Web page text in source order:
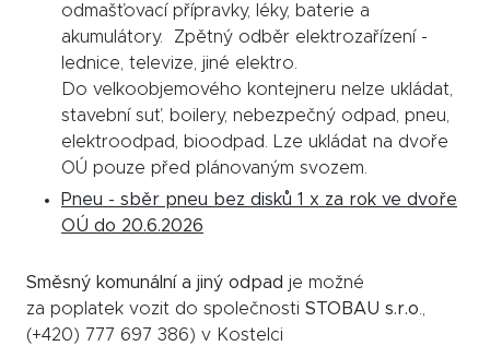
odmašťovací přípravky, léky, baterie a
akumulátory. Zpětný odběr elektrozařízení -
lednice, televize, jiné elektro.
Do velkoobjemového kontejneru nelze ukládat,
stavební suť, boilery, nebezpečný odpad, pneu,
elektroodpad, bioodpad. Lze ukládat na dvoře
OÚ pouze před plánovaným svozem.
Pneu - sběr pneu bez disků 1 x za rok ve dvoře
OÚ do 20.6.2026
Směsný komunální a jiný odpad je možné
za poplatek vozit do společnosti STOBAU s.r.o.,
(+420) 777 697 386) v Kostelci